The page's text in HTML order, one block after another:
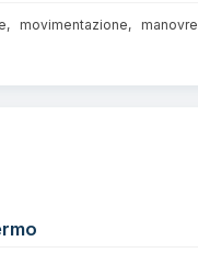
movimentazione, manovre